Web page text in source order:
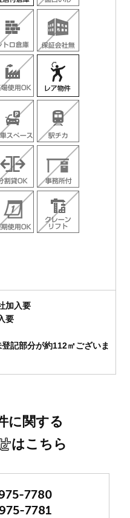
加入要
要
登記部分が約112㎡ございま
に関する
はこちら
7780
7781